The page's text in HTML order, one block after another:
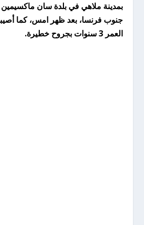
بمدينة ملاهي في بلدة سان
جنوب فرنسا، بعد ظهر امس، كما
العمر 3 سنوات بجروح خطيرة.